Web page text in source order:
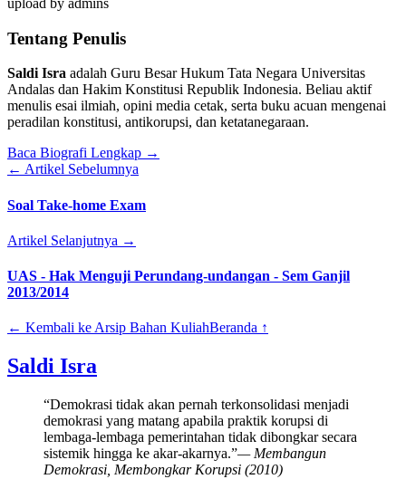
Tentang Penulis
Saldi Isra adalah Guru Besar Hukum Tata Negara Universitas
Andalas dan Hakim Konstitusi Republik Indonesia. Beliau aktif
menulis esai ilmiah, opini media cetak, serta buku acuan mengenai
peradilan konstitusi, antikorupsi, dan ketatanegaraan.
Baca Biografi Lengkap →
← Artikel Sebelumnya
Soal Take-home Exam
Artikel Selanjutnya →
UAS - Hak Menguji Perundang-undangan - Sem Ganjil
2013/2014
← Kembali ke Arsip Bahan KuliahBeranda ↑
Saldi Isra
“Demokrasi tidak akan pernah terkonsolidasi menjadi
demokrasi yang matang apabila praktik korupsi di
lembaga-lembaga pemerintahan tidak dibongkar secara
sistemik hingga ke akar-akarnya.”— Membangun
Demokrasi, Membongkar Korupsi (2010)